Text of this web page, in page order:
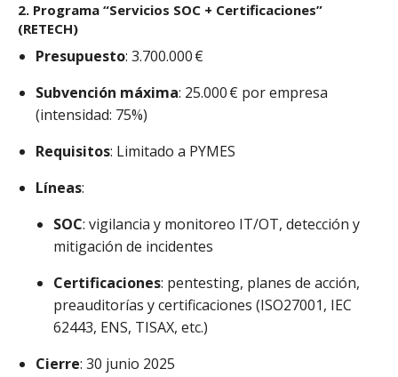
2. Programa “Servicios SOC + Certificaciones”
(RETECH)
Presupuesto: 3.700.000 €
Subvención máxima: 25.000 € por empresa
(intensidad: 75%)
Requisitos: Limitado a PYMES
Líneas:
SOC: vigilancia y monitoreo IT/OT, detección y
mitigación de incidentes
Certificaciones: pentesting, planes de acción,
preauditorías y certificaciones (ISO27001, IEC
62443, ENS, TISAX, etc.)
Cierre: 30 junio 2025